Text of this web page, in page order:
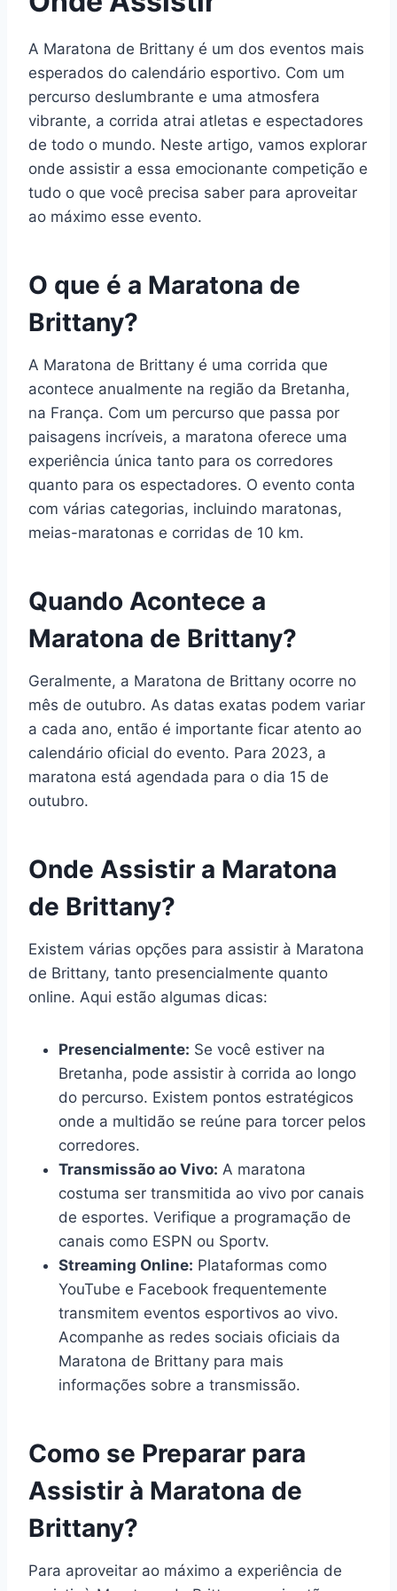
A Maratona de Brittany é um dos eventos mais
esperados do calendário esportivo. Com um
percurso deslumbrante e uma atmosfera
vibrante, a corrida atrai atletas e espectadores
de todo o mundo. Neste artigo, vamos explorar
onde assistir a essa emocionante competição e
tudo o que você precisa saber para aproveitar
ao máximo esse evento.
O que é a Maratona de
Brittany?
A Maratona de Brittany é uma corrida que
acontece anualmente na região da Bretanha,
na França. Com um percurso que passa por
paisagens incríveis, a maratona oferece uma
experiência única tanto para os corredores
quanto para os espectadores. O evento conta
com várias categorias, incluindo maratonas,
meias-maratonas e corridas de 10 km.
Quando Acontece a
Maratona de Brittany?
Geralmente, a Maratona de Brittany ocorre no
mês de outubro. As datas exatas podem variar
a cada ano, então é importante ficar atento ao
calendário oficial do evento. Para 2023, a
maratona está agendada para o dia 15 de
outubro.
Onde Assistir a Maratona
de Brittany?
Existem várias opções para assistir à Maratona
de Brittany, tanto presencialmente quanto
online. Aqui estão algumas dicas:
Presencialmente: Se você estiver na
Bretanha, pode assistir à corrida ao longo
do percurso. Existem pontos estratégicos
onde a multidão se reúne para torcer pelos
corredores.
Transmissão ao Vivo: A maratona
costuma ser transmitida ao vivo por canais
de esportes. Verifique a programação de
canais como ESPN ou Sportv.
Streaming Online: Plataformas como
YouTube e Facebook frequentemente
transmitem eventos esportivos ao vivo.
Acompanhe as redes sociais oficiais da
Maratona de Brittany para mais
informações sobre a transmissão.
Como se Preparar para
Assistir à Maratona de
Brittany?
Para aproveitar ao máximo a experiência de